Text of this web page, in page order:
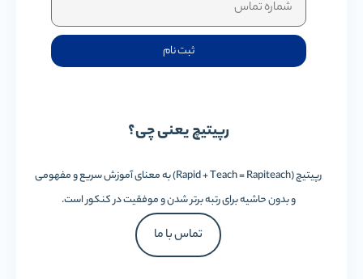
ثبت نام
رپیتیچ یعنی چی؟
رپیتیچ (Rapid + Teach = Rapiteach) به معنای آموزش سریع و مفهومی
و بدون حاشیه برای رتبه برتر شدن و موفقیت در کنکور است.
تماس با ما